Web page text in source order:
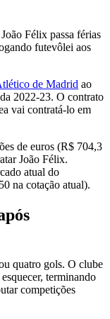
Félix passa férias
futevôlei aos
de Madrid ao
2022-23. O contrato
vai contratá-lo em
de euros (R$ 704,3
João Félix.
atual do
na cotação atual).
quatro gols. O clube
terminando
competições